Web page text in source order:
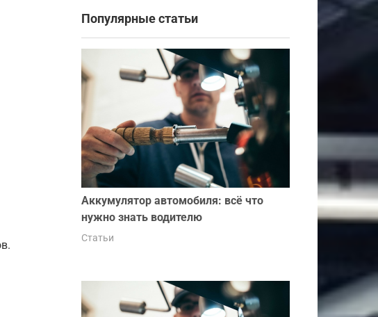
Популярные статьи
Аккумулятор автомобиля: всё что
нужно знать водителю
Статьи